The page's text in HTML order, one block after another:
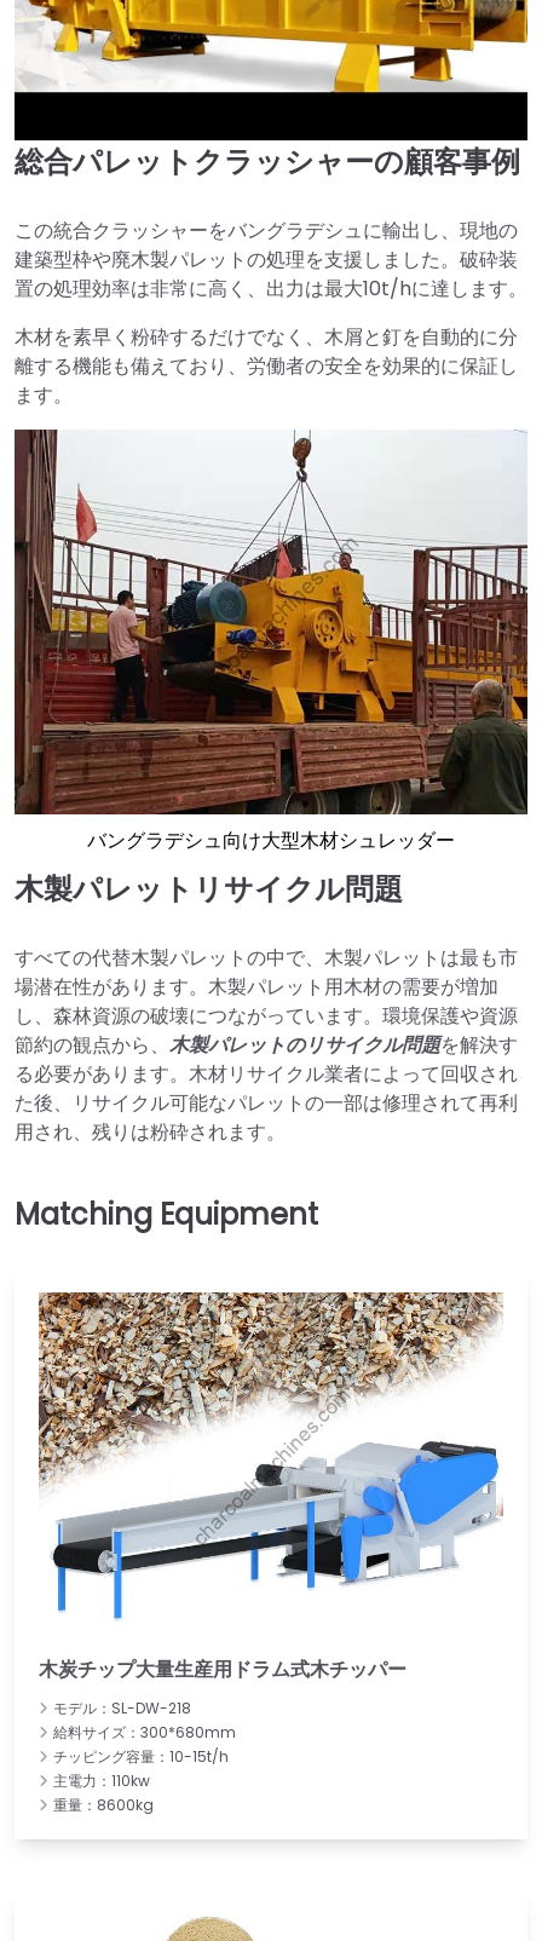
►
総合パレットクラッシャーの顧客事例
この統合クラッシャーをバングラデシュに輸出し、現地の
建築型枠や廃木製パレットの処理を支援しました。破砕装
置の処理効率は非常に高く、出力は最大10t/hに達します。
木材を素早く粉砕するだけでなく、木屑と釘を自動的に分
離する機能も備えており、労働者の安全を効果的に保証し
ます。
バングラデシュ向け大型木材シュレッダー
木製パレットリサイクル問題
すべての代替木製パレットの中で、木製パレットは最も市
場潜在性があります。木製パレット用木材の需要が増加
し、森林資源の破壊につながっています。環境保護や資源
節約の観点から、 木製パレットのリサイクル問題を解決す
る必要があります。木材リサイクル業者によって回収され
た後、リサイクル可能なパレットの一部は修理されて再利
用され、残りは粉砕されます。
木炭チップ大量生産用ドラム式木チッパー
モデル：SL-DW-218
給料サイズ：300*680mm
チッピング容量：10-15t/h
主電力：110kw
重量：8600kg